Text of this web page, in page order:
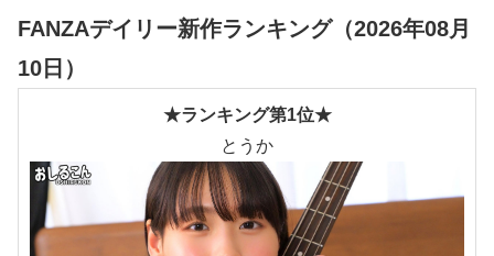
FANZAデイリー新作ランキング（2026年08月
10日）
★ランキング第1位★
とうか